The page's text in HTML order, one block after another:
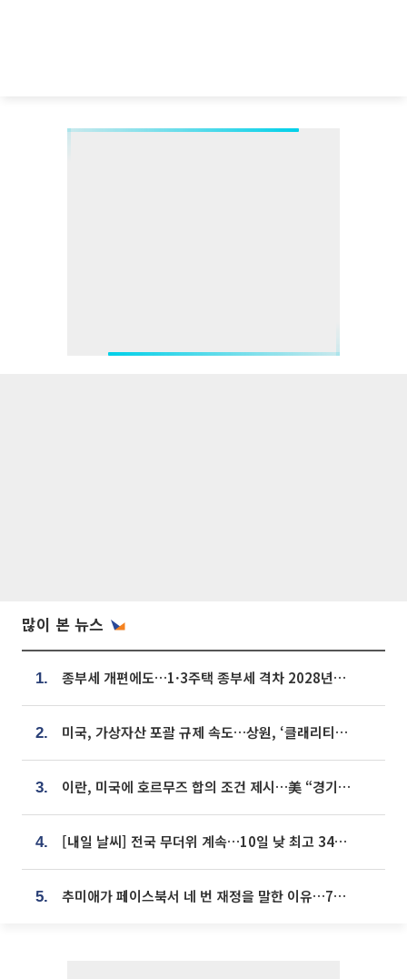
많이 본 뉴스
1. 종부세 개편에도…1·3주택 종부세 격차 2028년부터 확대
2. 미국, 가상자산 포괄 규제 속도…상원, ‘클래리티법’ 9월 절차투표 추진
3. 이란, 미국에 호르무즈 합의 조건 제시…美 “경기 아직 안 끝나” [종합]
4. [내일 날씨] 전국 무더위 계속…10일 낮 최고 34도 육박
5. 추미애가 페이스북서 네 번 재정을 말한 이유…7700억 추경 열쇠는 도의회에